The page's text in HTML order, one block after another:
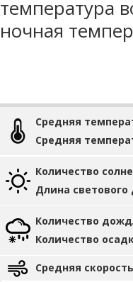
температура
ночная
Средняя
Средняя
Количество
Длина светового
Количество
Количество
Средняя